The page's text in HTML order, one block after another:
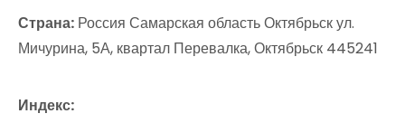
Страна: Россия Самарская область Октябрьск ул.
Мичурина, 5А, квартал Перевалка, Октябрьск 445241
Индекс: